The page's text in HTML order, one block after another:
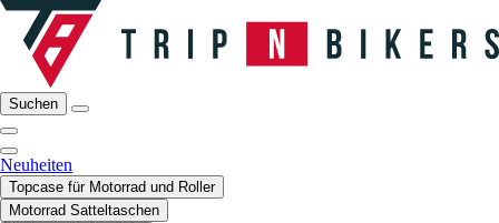
Suchen
Neuheiten
Topcase für Motorrad und Roller
Motorrad Satteltaschen